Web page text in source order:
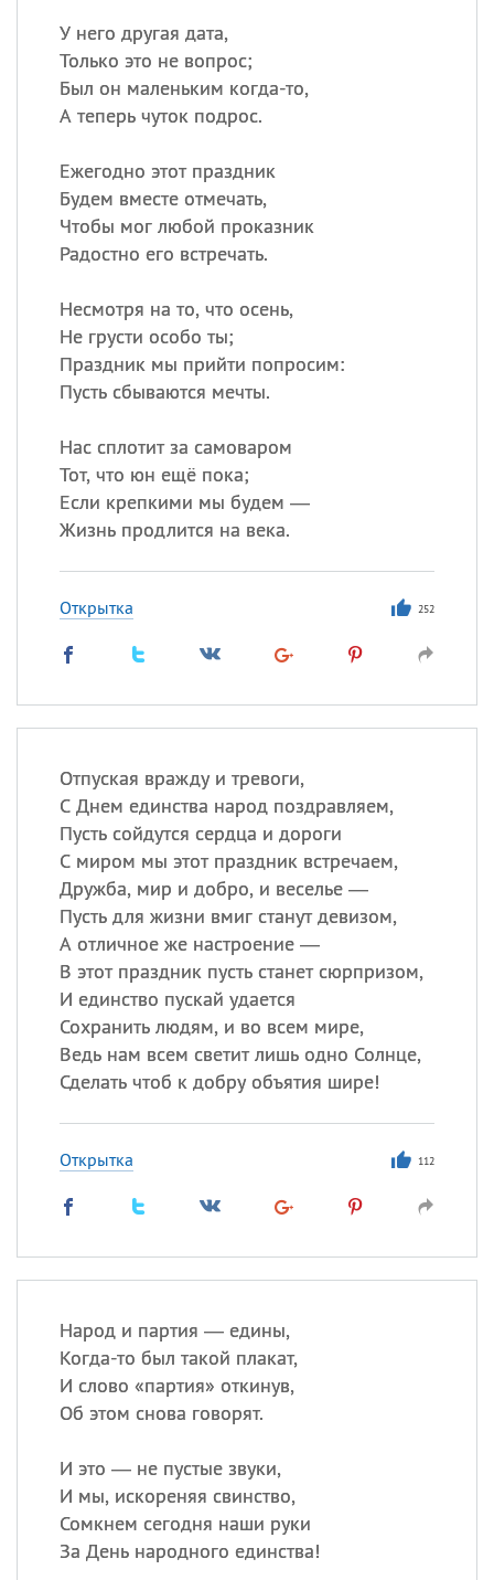
У него другая дата,
Только это не вопрос;
Был он маленьким когда-то,
А теперь чуток подрос.
Ежегодно этот праздник
Будем вместе отмечать,
Чтобы мог любой проказник
Радостно его встречать.
Несмотря на то, что осень,
Не грусти особо ты;
Праздник мы прийти попросим:
Пусть сбываются мечты.
Нас сплотит за самоваром
Тот, что юн ещё пока;
Если крепкими мы будем —
Жизнь продлится на века.
Открытка 252
Отпуская вражду и тревоги,
С Днем единства народ поздравляем,
Пусть сойдутся сердца и дороги
С миром мы этот праздник встречаем,
Дружба, мир и добро, и веселье —
Пусть для жизни вмиг станут девизом,
А отличное же настроение —
В этот праздник пусть станет сюрпризом,
И единство пускай удается
Сохранить людям, и во всем мире,
Ведь нам всем светит лишь одно Солнце,
Сделать чтоб к добру объятия шире!
Открытка 112
Народ и партия — едины,
Когда-то был такой плакат,
И слово «партия» откинув,
Об этом снова говорят.
И это — не пустые звуки,
И мы, искореняя свинство,
Сомкнем сегодня наши руки
За День народного единства!